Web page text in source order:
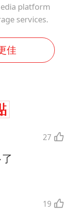
platform
services.
佳
27
19